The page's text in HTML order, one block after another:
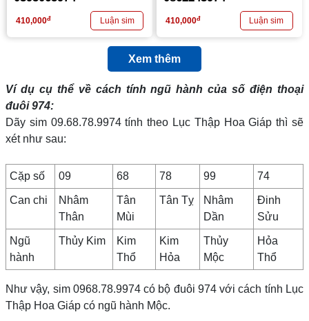
410,000đ 410,000đ
Xem thêm
Ví dụ cụ thể về cách tính ngũ hành của số điện thoại
đuôi 974:
Dãy sim 09.68.78.9974 tính theo Lục Thập Hoa Giáp thì sẽ
xét như sau:
Cặp số 09 68 78 99 74
Can chi
Nhâm
Thân
Tân
Mùi
Tân Tỵ
Nhâm
Dần
Đinh
Sửu
Ngũ
hành
Thủy Kim
Kim
Thổ
Kim
Hỏa
Thủy
Mộc
Hỏa
Thổ
Như vậy, sim 0968.78.9974 có bộ đuôi 974 với cách tính Lục
Thập Hoa Giáp có ngũ hành Mộc.